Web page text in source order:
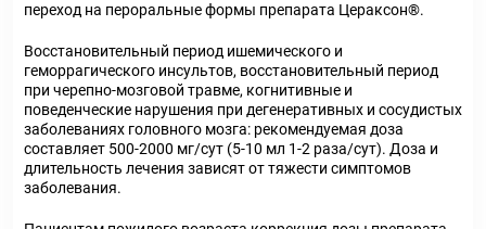
переход на пероральные формы препарата Цераксон®.
Восстановительный период ишемического и
геморрагического инсультов, восстановительный период
при черепно-мозговой травме, когнитивные и
поведенческие нарушения при дегенеративных и сосудистых
заболеваниях головного мозга: рекомендуемая доза
составляет 500-2000 мг/сут (5-10 мл 1-2 раза/сут). Доза и
длительность лечения зависят от тяжести симптомов
заболевания.